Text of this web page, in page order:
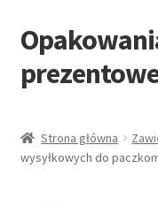
Przejdź
do
nawigacji
Przejdź
do
treści
All Categories
Strona główna
wysyłkowych do